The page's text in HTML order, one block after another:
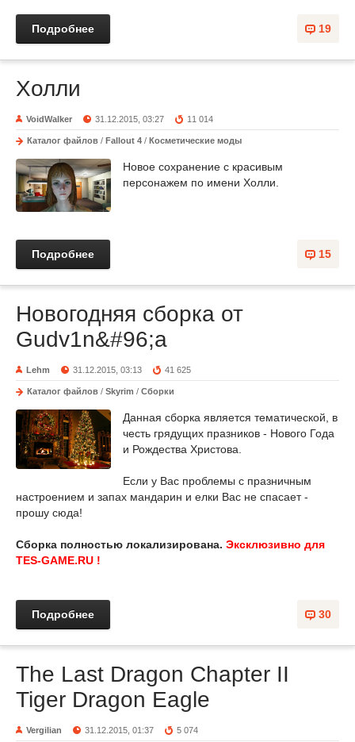
19
Подробнее
Холли
VoidWalker 31.12.2015, 03:27 11 014
Каталог файлов / Fallout 4 / Косметические моды
Новое сохранение с красивым
персонажем по имени Холли.
15
Подробнее
Новогодняя сборка от
Gudv1n&#96;а
Lehm 31.12.2015, 03:13 41 625
Каталог файлов / Skyrim / Сборки
Данная сборка является тематической, в
честь грядущих празников - Нового Года
и Рождества Христова.
Если у Вас проблемы с празничным
настроением и запах мандарин и елки Вас не спасает -
прошу сюда!
Сборка полностью локализирована. Эксклюзивно для
TES-GAME.RU !
30
Подробнее
The Last Dragon Chapter II
Tiger Dragon Eagle
Vergilian 31.12.2015, 01:37 5 074